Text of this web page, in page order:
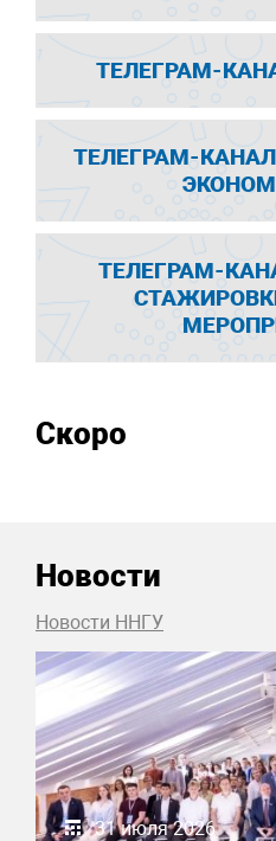
ТЕЛЕГРАМ-
ТЕЛЕГРАМ-
ТЕЛЕГРАМ-
Скоро
Новости
Новости ННГУ
31 июля 2026